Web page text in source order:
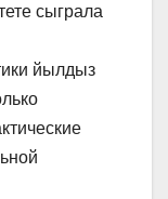
сыграла
йылдыз